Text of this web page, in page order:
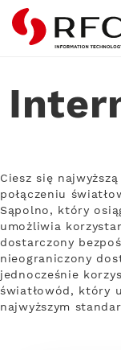
RFC
Ciesz się
połączeniu
Sąpolno, który
umożliwia
dostarczony
nieograniczony
jednocześnie
światłowód, który
najwyższym